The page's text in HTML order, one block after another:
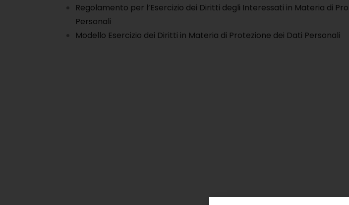
Regolamento per l’Esercizio dei Diritti degli Interessati in Materia di
Personali
Modello Esercizio dei Diritti in Materia di Protezione dei Dati Personali